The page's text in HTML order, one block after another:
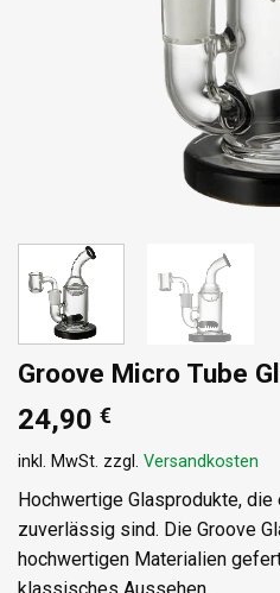
Groove Micro Tube
24,90 €
inkl. MwSt. zzgl. Versandkosten
Hochwertige Glasprodukte,
zuverlässig sind. Die Groove
hochwertigen Materialien